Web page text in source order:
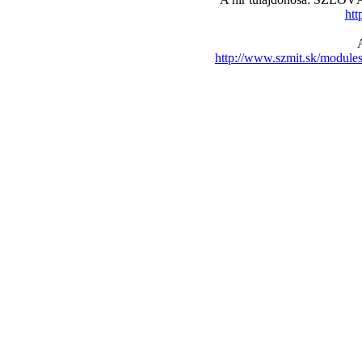
http://www.szmit.sk/